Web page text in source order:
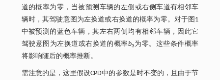
道的概率为零，当被预测车辆的左侧或右侧车道有相邻车
辆时，其驾驶意图为左换道或右换道的概率为零。对于图1
中被预测的蓝色车辆，其左右两侧均有相邻车辆，因此它
驾驶意图为左换道或右换道的概率b3为零。这些条件概率
将影响随后的概率推断。
需注意的是，这里假设CPD中的参数是时不变的，且由于节